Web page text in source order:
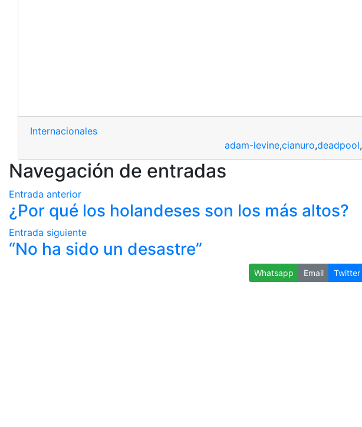
Internacionales
adam-levine,cianuro,deadpool,
Navegación de entradas
Entrada anterior
¿Por qué los holandeses son los más altos?
Entrada siguiente
“No ha sido un desastre”
Whatsapp Email Twitter